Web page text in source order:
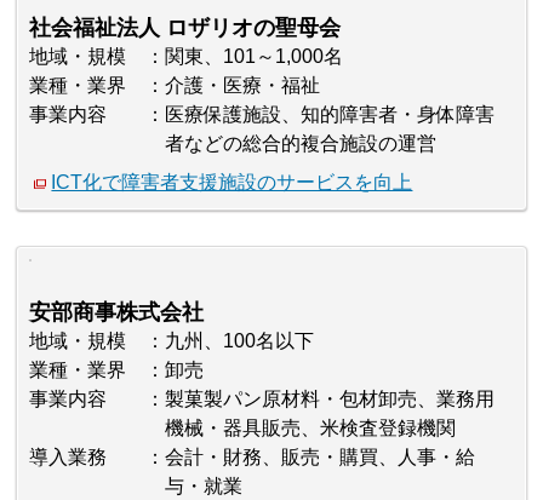
社会福祉法人 ロザリオの聖母会
地域・規模
関東、101～1,000名
業種・業界
介護・医療・福祉
事業内容
医療保護施設、知的障害者・身体障害
者などの総合的複合施設の運営
ICT化で障害者支援施設のサービスを向上
安部商事株式会社
地域・規模
九州、100名以下
業種・業界
卸売
事業内容
製菓製パン原材料・包材卸売、業務用
機械・器具販売、米検査登録機関
導入業務
会計・財務、販売・購買、人事・給
与・就業